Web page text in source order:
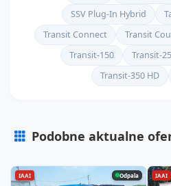
SSV Plug-In Hybrid
Transit Connect
Transit
Transit-150
Transit-
Transit-350 HD
Podobne aktualne
IAAI Odpala IAAI
Sprawdź pełną listę aktualnych